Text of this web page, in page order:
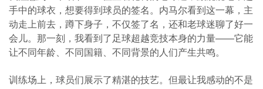
手中的球衣，想要得到球员的签名。内马尔看到这一幕，主
动走上前去，蹲下身子，不仅签了名，还和老球迷聊了好一
会儿。那一刻，我看到了足球超越竞技本身的力量——它能
让不同年龄、不同国籍、不同背景的人们产生共鸣。
训练场上，球员们展示了精湛的技艺。但最让我感动的不是